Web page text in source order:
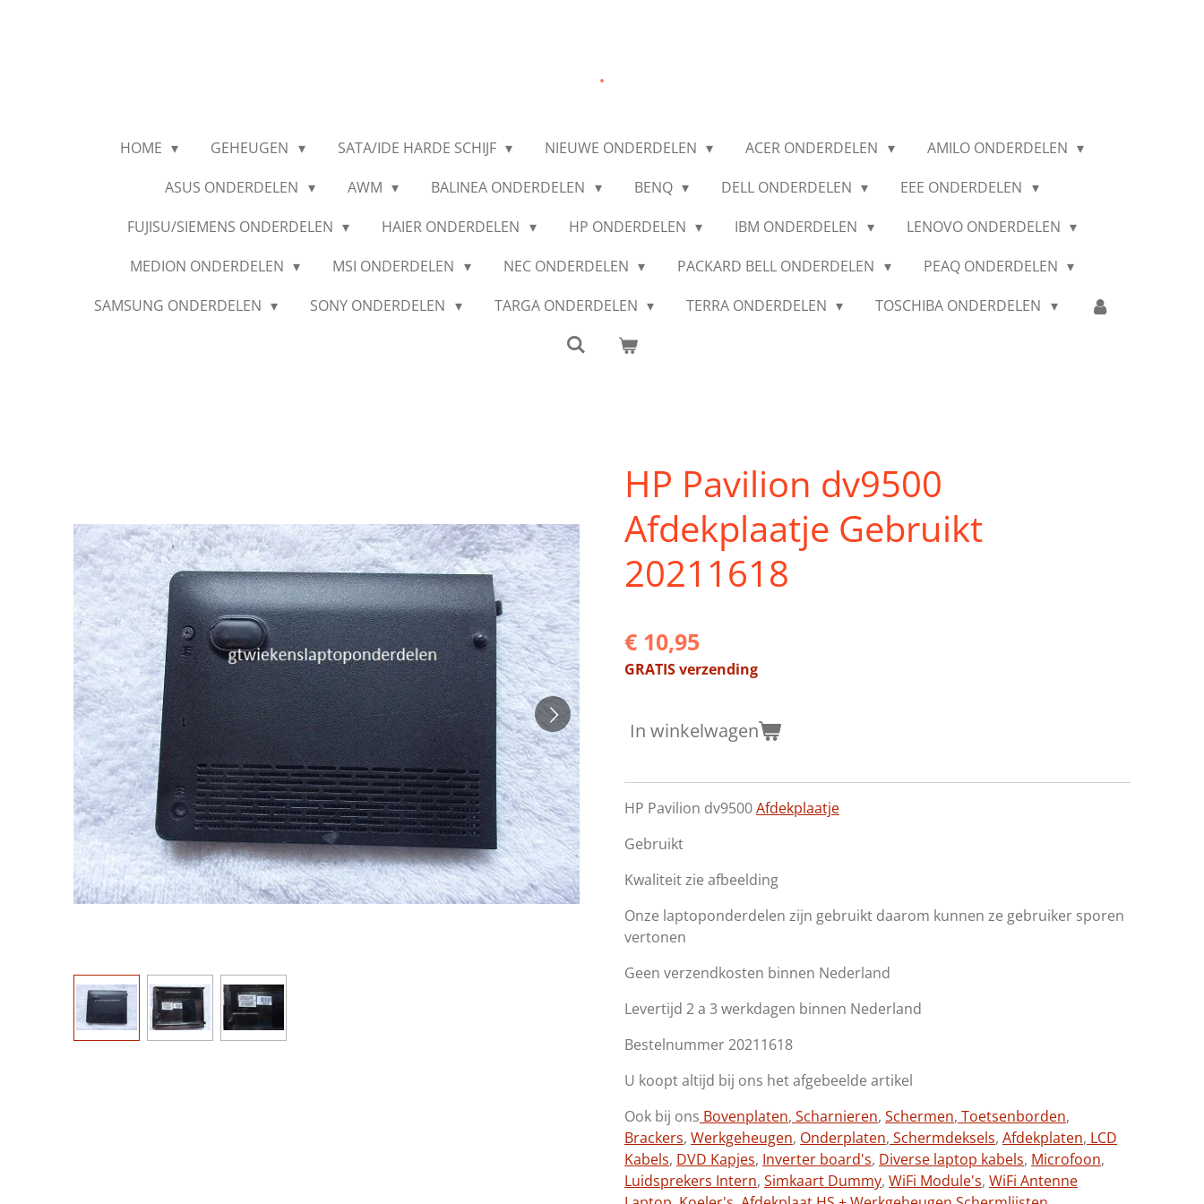
.
HOME GEHEUGEN SATA/IDE HARDE SCHIJF NIEUWE ONDERDELEN ACER ONDERDELEN
AMILO ONDERDELEN
ASUS ONDERDELEN
AWM BALINEA ONDERDELEN BENQ DELL ONDERDELEN
EEE ONDERDELEN
FUJISU/SIEMENS ONDERDELEN
HAIER ONDERDELEN HP ONDERDELEN IBM ONDERDELEN
LENOVO ONDERDELEN
MEDION ONDERDELEN
MSI ONDERDELEN NEC ONDERDELEN PACKARD BELL ONDERDELEN
PEAQ ONDERDELEN
SAMSUNG ONDERDELEN
SONY ONDERDELEN TARGA ONDERDELEN TERRA ONDERDELEN TOSCHIBA ONDERDELEN
HP Pavilion dv9500
Afdekplaatje Gebruikt
20211618
€ 10,95
GRATIS verzending
In winkelwagen
HP Pavilion dv9500Afdekplaatje
Gebruikt
Kwaliteit zie afbeelding
Onze laptoponderdelen zijn gebruikt daarom kunnen ze gebruiker sporen
vertonen
Geen verzendkosten binnen Nederland
Levertijd 2 a 3 werkdagen binnen Nederland
Bestelnummer 20211618
U koopt altijd bij ons het afgebeelde artikel
Ook bij ons Bovenplaten, Scharnieren, Schermen, Toetsenborden,
Brackers, Werkgeheugen, Onderplaten, Schermdeksels, Afdekplaten, LCD
Kabels, DVD Kapjes, Inverter board's, Diverse laptop kabels, Microfoon,
Luidsprekers Intern, Simkaart Dummy, WiFi Module's, WiFi Antenne